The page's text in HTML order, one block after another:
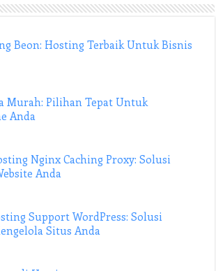
Beon: Hosting Terbaik Untuk Bisnis
Murah: Pilihan Tepat Untuk
Anda
Nginx Caching Proxy: Solusi
Anda
Support WordPress: Solusi
Situs Anda